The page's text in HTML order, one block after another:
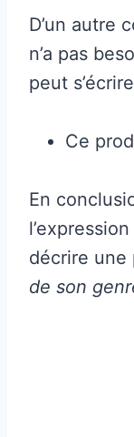
D’un autre
n’a pas
peut
Ce
En
décrire une
de son